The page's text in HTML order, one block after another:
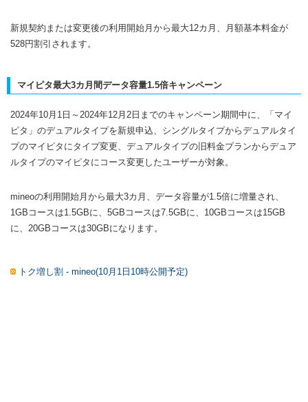
新規契約または変更後の利用開始月から最大12カ月、月額基本料金が
528円割引されます。
マイピタ最大3カ月間データ容量1.5倍キャンペーン
2024年10月1日～2024年12月2日までのキャンペーン期間中に、「マイ
ピタ」のデュアルタイプを新規申込、シングルタイプからデュアルタイ
プのマイピタにタイプ変更、デュアルタイプの旧料金プランからデュア
ルタイプのマイピタにコース変更したユーザーが対象。
mineoの利用開始月から最大3カ月、データ容量が1.5倍に増量され、
1GBコースは1.5GBに、5GBコースは7.5GBに、10GBコースは15GB
に、20GBコースは30GBになります。
トク増し割 - mineo(10月1日10時公開予定)